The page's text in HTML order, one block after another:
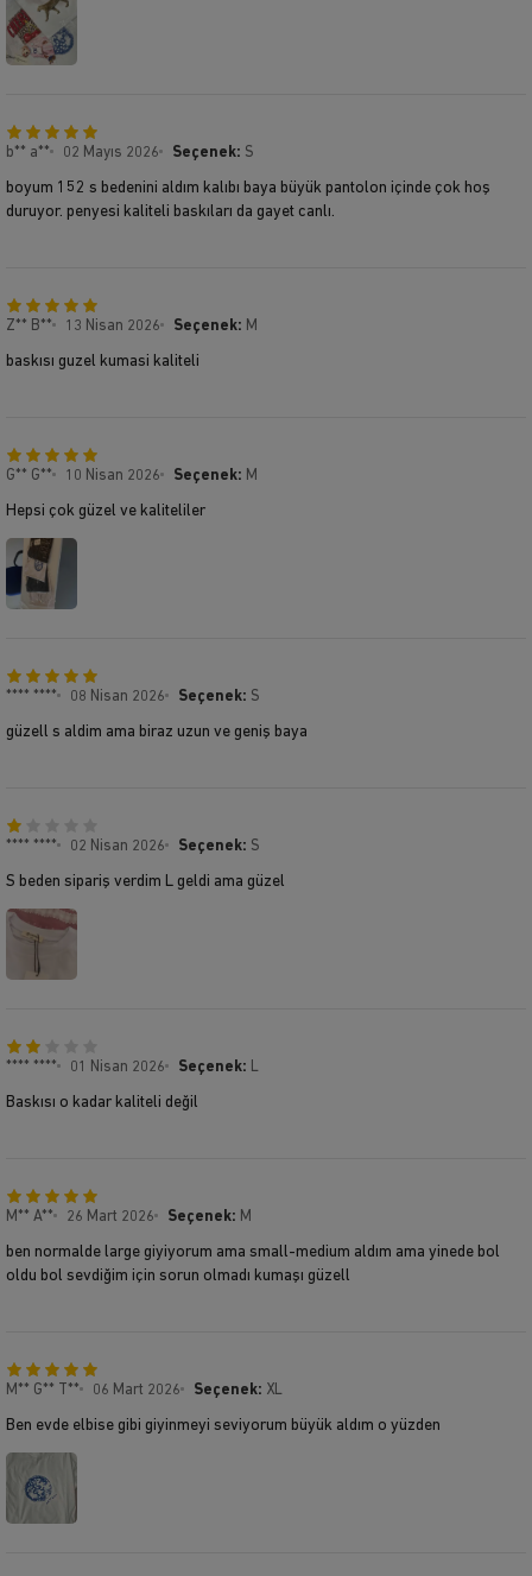
b** a** 02 Mayıs 2026 Seçenek: S
boyum 152 s bedenini aldım kalıbı baya büyük pantolon içinde çok hoş
duruyor. penyesi kaliteli baskıları da gayet canlı.
Z** B** 13 Nisan 2026 Seçenek: M
baskısı guzel kumasi kaliteli
G** G** 10 Nisan 2026 Seçenek: M
Hepsi çok güzel ve kaliteliler
**** **** 08 Nisan 2026 Seçenek: S
güzell s aldim ama biraz uzun ve geniş baya
**** **** 02 Nisan 2026 Seçenek: S
S beden sipariş verdim L geldi ama güzel
**** **** 01 Nisan 2026 Seçenek: L
Baskısı o kadar kaliteli değil
M** A** 26 Mart 2026 Seçenek: M
ben normalde large giyiyorum ama small-medium aldım ama yinede bol
oldu bol sevdiğim için sorun olmadı kumaşı güzell
M** G** T** 06 Mart 2026 Seçenek: XL
Ben evde elbise gibi giyinmeyi seviyorum büyük aldım o yüzden